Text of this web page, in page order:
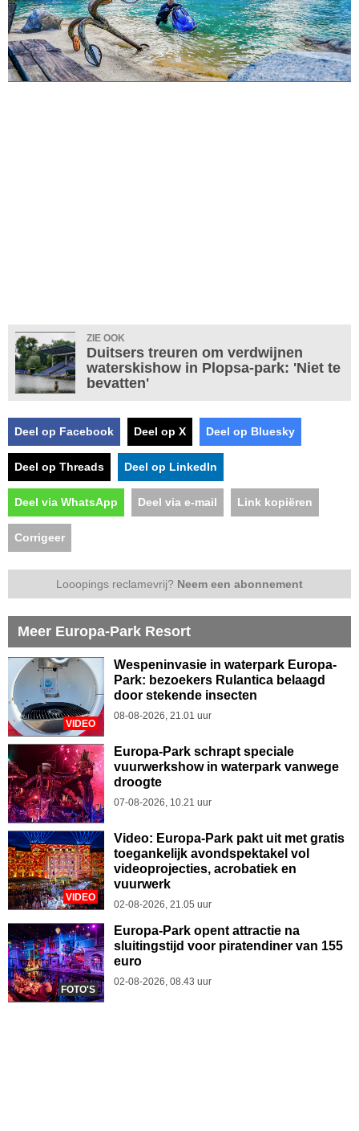
ZIE OOK
Duitsers treuren om verdwijnen
waterskishow in Plopsa-park: 'Niet te
bevatten'
Deel op Facebook Deel op X Deel op Bluesky
Deel op Threads Deel op LinkedIn
Deel via WhatsApp Deel via e-mail Link kopiëren
Corrigeer
Looopings reclamevrij? Neem een abonnement
Meer Europa-Park Resort
VIDEO
Wespeninvasie in waterpark Europa-
Park: bezoekers Rulantica belaagd
door stekende insecten
08-08-2026, 21.01 uur
Europa-Park schrapt speciale
vuurwerkshow in waterpark vanwege
droogte
07-08-2026, 10.21 uur
VIDEO
Video: Europa-Park pakt uit met gratis
toegankelijk avondspektakel vol
videoprojecties, acrobatiek en
vuurwerk
02-08-2026, 21.05 uur
FOTO'S
Europa-Park opent attractie na
sluitingstijd voor piratendiner van 155
euro
02-08-2026, 08.43 uur